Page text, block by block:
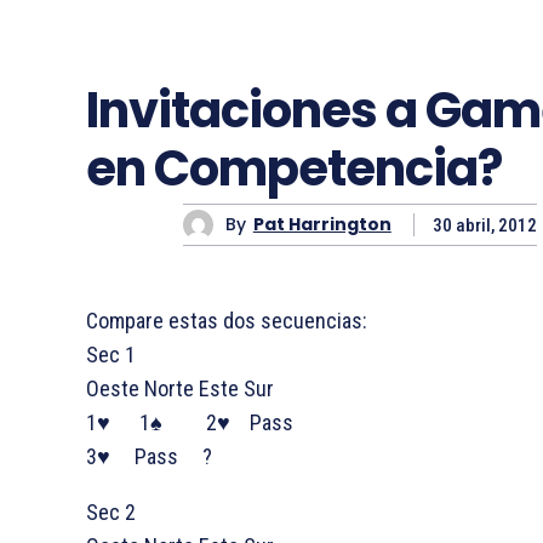
Invitaciones a
en Competencia?
By Pat Harrington 30 abril, 2012
Compare estas dos secuencias:
Sec 1
Oeste Norte Este Sur
1♥ 1♠ 2♥ Pass
3♥ Pass ?
Sec 2